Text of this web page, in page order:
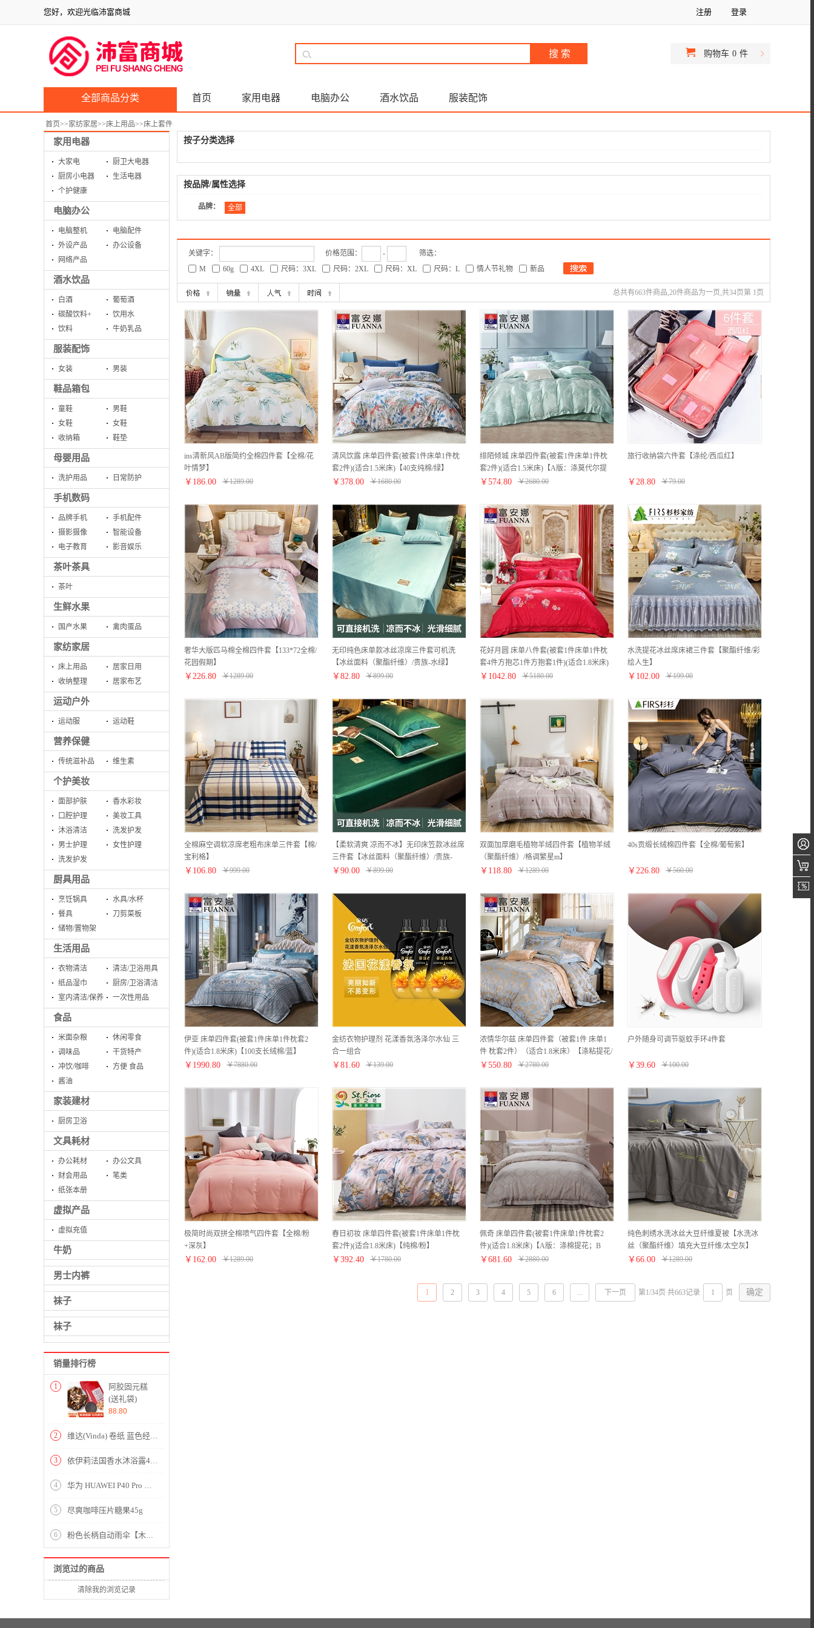
您好，欢迎光临沛富商城 注册 登录
购物车 0 件
全部商品分类 首页 家用电器 电脑办公 酒水饮品 服装配饰
首页>>家纺家居>>床上用品>>床上套件
家用电器
大家电
厨卫大电器
厨房小电器
生活电器
个护健康
电脑办公
电脑整机
电脑配件
外设产品
办公设备
网络产品
酒水饮品
白酒
葡萄酒
碳酸饮料+
饮用水
饮料
牛奶乳品
服装配饰
女装 男装
鞋品箱包
童鞋
男鞋
女鞋
女鞋
收纳箱
鞋垫
母婴用品
洗护用品 日常防护
手机数码
品牌手机
手机配件
摄影摄像
智能设备
电子教育
影音娱乐
茶叶茶具
茶叶
生鲜水果
国产水果 禽肉蛋品
家纺家居
床上用品
居家日用
收纳整理
居家布艺
运动户外
运动服 运动鞋
营养保健
传统滋补品 维生素
个护美妆
面部护肤
香水彩妆
口腔护理
美妆工具
沐浴清洁
洗发护发
男士护理
女性护理
洗发护发
厨具用品
烹饪锅具
水具/水杯
餐具
刀剪菜板
储物/置物架
生活用品
衣物清洁
清洁/卫浴用具
纸品湿巾
厨房/卫浴清洁
室内清洁/保养
一次性用品
食品
米面杂粮
休闲零食
调味品
干货特产
冲饮/咖啡
方便 食品
酱油
家装建材
厨房卫浴
文具耗材
办公耗材
办公文具
财会用品
笔类
纸张本册
虚拟产品
虚拟充值
牛奶
男士内裤
袜子
袜子
销量排行榜
1
阿胶固元糕
(送礼袋)
88.80
2 维达(Vinda) 卷纸 蓝色经典4层140g卫生纸巾*10卷
3 依伊莉法国香水沐浴露400g
4 华为 HUAWEI P40 Pro 硅胶保护壳 黑色
5 尽爽咖啡压片糖果45g
6 粉色长柄自动雨伞【木柄 210T碰击布 纤维骨/粉色】
浏览过的商品
清除我的浏览记录
按子分类选择
按品牌/属性选择
品牌： 全部
关键字： 价格范围： -
筛选：
M
60g 4XL 尺码：3XL 尺码：2XL 尺码：XL 尺码：L 情人节礼物 新品
总共有663件商品,20件商品为一页,共34页第 1页
ins清新风AB版简约全棉四件套【全棉/花
叶情梦】
￥ 186.00 ￥1289.00
清风饮露 床单四件套(被套1件床单1件枕
套2件)(适合1.5米床)【40支纯棉/绿】
￥ 378.00 ￥1680.00
绯陌倾城 床单四件套(被套1件床单1件枕
套2件)(适合1.5米床)【A版：涤莫代尔提
花；B版：纯棉/绿】
￥ 574.80 ￥2680.00
旅行收纳袋六件套【涤纶/西瓜红】
￥ 28.80 ￥79.00
奢华大版匹马棉全棉四件套【133*72全棉/
花园假期】
￥ 226.80 ￥1289.00
无印纯色床单款冰丝凉席三件套可机洗
【冰丝面料（聚酯纤维）/贵族-水绿】
￥ 82.80 ￥899.00
花好月圆 床单八件套(被套1件床单1件枕
套4件方抱芯1件方抱套1件)(适合1.8米床)
【纯棉提花/红】
￥ 1042.80 ￥5180.00
水洗提花冰丝席床裙三件套【聚酯纤维/彩
绘人生】
￥ 102.00 ￥199.00
全棉麻空调软凉席老粗布床单三件套【棉/
宝利格】
￥ 106.80 ￥999.00
【柔软清爽 凉而不冰】无印床笠款冰丝席
三件套【冰丝面料（聚酯纤维）/贵族-
绿】
￥ 90.00 ￥899.00
双面加厚磨毛植物羊绒四件套【植物羊绒
（聚酯纤维）/格调繁星m】
￥ 118.80 ￥1289.00
40s贡缎长绒棉四件套【全棉/葡萄紫】
￥ 226.80 ￥560.00
伊亚 床单四件套(被套1件床单1件枕套2
件)(适合1.8米床)【100支长绒棉/蓝】
￥ 1990.80 ￥7880.00
金纺衣物护理剂 花漾香氛洛泽尔水仙 三
合一组合
￥ 81.60 ￥139.00
浓情华尔兹 床单四件套（被套1件 床单1
件 枕套2件）（适合1.8米床）【涤粘提花/
蓝】
￥ 550.80 ￥2780.00
户外随身可调节驱蚊手环4件套
￥ 39.60 ￥100.00
极简时尚双拼全棉喷气四件套【全棉/粉
+深灰】
￥ 162.00 ￥1289.00
春日初妆 床单四件套(被套1件床单1件枕
套2件)(适合1.8米床)【纯棉/粉】
￥ 392.40 ￥1780.00
佩奇 床单四件套(被套1件床单1件枕套2
件)(适合1.8米床)【A版：涤棉提花；B
版：纯棉/浅咖】
￥ 681.60 ￥2880.00
纯色刺绣水洗冰丝大豆纤维夏被【水洗冰
丝（聚酯纤维）填充大豆纤维/太空灰】
￥ 66.00 ￥1289.00
1 2 3 4 5 6 下一页 第1/34页 共663记录 页